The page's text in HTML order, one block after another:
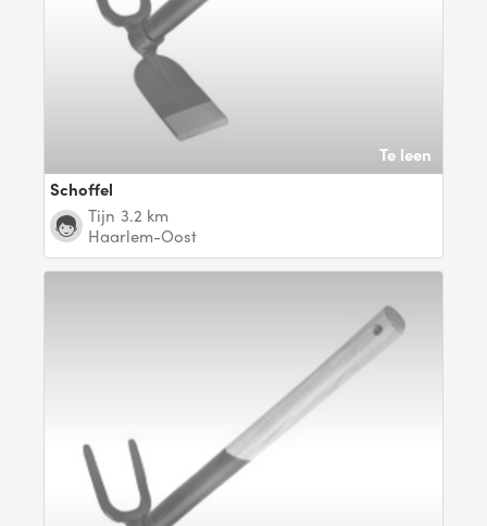
Te leen
Schoffel
Tijn 3.2 km
Haarlem-Oost